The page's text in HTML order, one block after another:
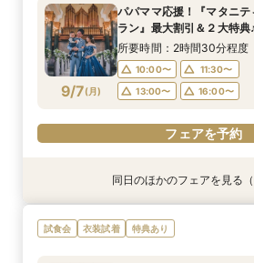
9/6(日)
10:00〜
11:30〜
13:00〜
16:00〜
フェアを予約
9/6(日)
10:00〜
11:30〜
13:00〜
16:00〜
フェアを予約
9/6(日)
10:00〜
11:30〜
13:00〜
16:00〜
フェアを予約
9/7(月)
パパママ応援！『マタニ
ラン』最大割引＆２大特典♪
所要時間：2時間30分程度
10:00〜
11:30〜
13:00〜
16:00〜
フェアを予約
特典あり
【少人数婚応援】来館で
トGET！特典・試食フェア
衣装試着 特典あり
卒花オススメ◎英国伝統の
150万円割引×来館特典ギフ
同日のほかのフェアを見る（
試食会 衣装試着 特典あり